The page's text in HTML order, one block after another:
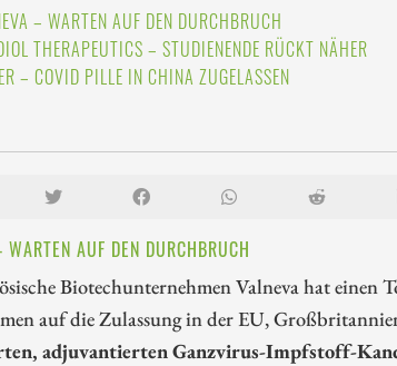
– WARTEN AUF DEN DURCHBRUCH
THERAPEUTICS – STUDIENENDE RÜCKT NÄHER
– COVID PILLE IN CHINA ZUGELASSEN
AUF DEN DURCHBRUCH
Biotechunternehmen Valneva hat
auf die Zulassung in der EU,
adjuvantierten Ganzvirus-Impfstoff-